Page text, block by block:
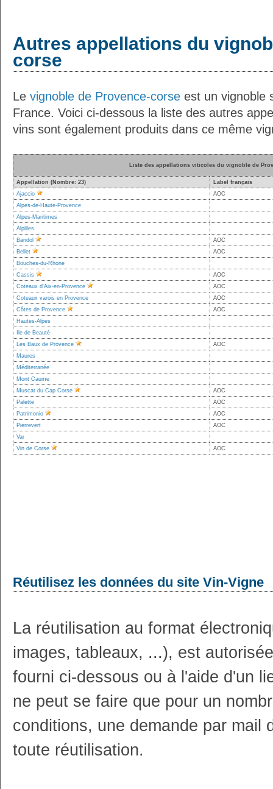
Autres appellations du
corse
Le vignoble de Provence-corse est un vignoble
France. Voici ci-dessous la liste des autres
vins sont également produits dans ce même
Liste des appellations viticoles du vignoble de
Appellation (Nombre: 23)
Label français
Ajaccio
AOC
Alpes-de-Haute-Provence
Alpes-Maritimes
Alpilles
Bandol
AOC
Bellet
AOC
Bouches-du-Rhone
Cassis
AOC
Coteaux d'Aix-en-Provence
AOC
Coteaux varois en Provence
AOC
Côtes de Provence
AOC
Hautes-Alpes
Ile de Beauté
Les Baux de Provence
AOC
Maures
Méditerranée
Mont Caume
Muscat du Cap Corse
AOC
Palette
AOC
Patrimonio
AOC
Pierrevert
AOC
Var
Vin de Corse
AOC
Réutilisez les données du site Vin-Vigne
La réutilisation au format
images, tableaux, ...), est
fourni ci-dessous ou à l'aide d'un
ne peut se faire que pour un
conditions, une demande par mail
toute réutilisation.